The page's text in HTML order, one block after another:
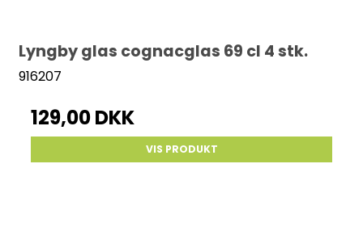
Lyngby glas cognacglas 69 cl 4 stk.
916207
129,00 DKK
VIS PRODUKT